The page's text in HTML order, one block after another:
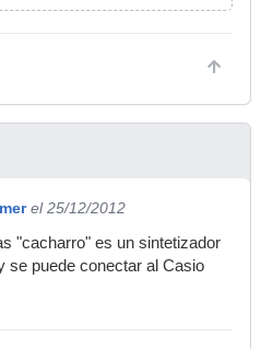
el 25/12/2012
"cacharro" es un sintetizador
se puede conectar al Casio